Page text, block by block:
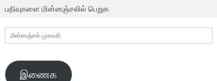
பதிவுகளை மின்னஞ்சலில் பெறுக
மின்னஞ்சல்
முகவரி
இணைக